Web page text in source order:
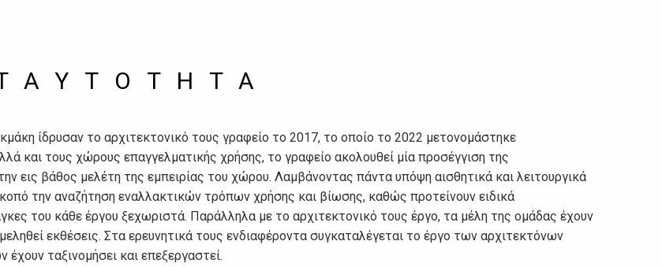
ίδρυσαν το αρχιτεκτονικό τους γραφείο το 2017, το οποίο το 2022 μετονομάστηκε
και τους χώρους επαγγελματικής χρήσης, το γραφείο ακολουθεί μία προσέγγιση της
εις βάθος μελέτη της εμπειρίας του χώρου. Λαμβάνοντας πάντα υπόψη αισθητικά και λειτουργικά
την αναζήτηση εναλλακτικών τρόπων χρήσης και βίωσης, καθώς προτείνουν ειδικά
του κάθε έργου ξεχωριστά. Παράλληλα με το αρχιτεκτονικό τους έργο, τα μέλη της ομάδας έχουν
εκθέσεις. Στα ερευνητικά τους ενδιαφέροντα συγκαταλέγεται το έργο των αρχιτεκτόνων
ταξινομήσει και επεξεργαστεί.